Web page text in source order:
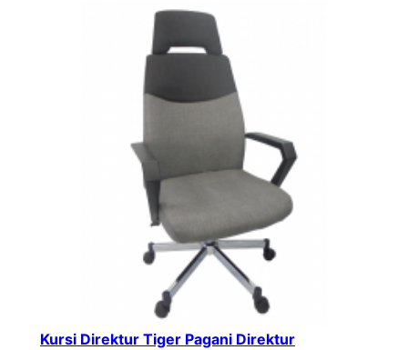
Kursi Direktur Tiger Pagani Direktur